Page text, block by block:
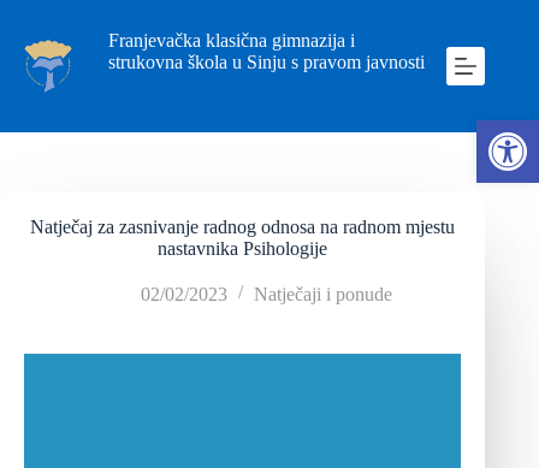
Franjevačka klasična gimnazija i
strukovna škola u Sinju s pravom javnosti
Natječaj za zasnivanje radnog odnosa na radnom mjestu
nastavnika Psihologije
02/02/2023 Natječaji i ponude